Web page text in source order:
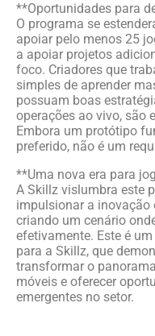
**Oportunidades para
O programa se
apoiar pelo menos 25
a apoiar projetos
foco. Criadores que
simples de aprender
possuam boas
operações ao vivo, são
Embora um protótipo
preferido, não é um
**Uma nova era para
A Skillz vislumbra este
impulsionar a inovação
criando um cenário
efetivamente. Este é
para a Skillz, que
transformar o
móveis e oferecer
emergentes no setor.